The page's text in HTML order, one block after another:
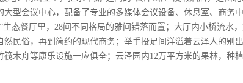
大型会议中心，配备了专业的多媒体会议设备、休息室、商
生态餐厅里，28间不同格局的雅间错落而置；大厅内小桥流
然民俗，再到简约的现代商务；举手投足间洋溢着云泽人的
筏木舟等康乐设施一应俱全；云泽园内12万平方米的果林，种